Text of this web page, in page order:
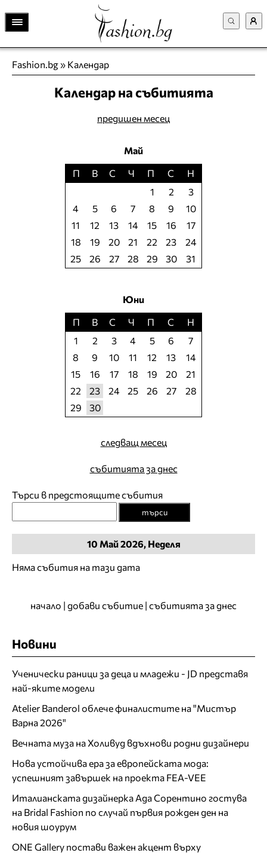
Fashion.bg» Календар
Календар на събитията
предишен месец
Май
П
В С Ч П С
Н
1
2
3
4
5 6 7 8 9
10
11
12 13 14 15 16
17
18
19 20 21 22 23
24
25
26 27 28 29 30 31
Юни
П
В С Ч П С
Н
1
2 3 4 5 6
7
8
9 10 11 12 13
14
15
16 17 18 19 20
21
22
23 24 25 26 27
28
29
30
следващ месец
събитията за днес
Търси в предстоящите събития
търси
10 Май2026, Неделя
Няма събития на тази дата
начало | добави събитие | събитията за днес
Новини
Ученически раници за деца и младежи - JD представя
най-яките модели
Atelier Banderol облече финалистите на "Мистър
Варна 2026"
Вечната муза на Холивуд вдъхнови родни дизайнери
Нова устойчива ера за европейската мода:
успешният завършек на проекта FEA-VEE
Италианската дизайнерка Ада Сорентино гостува
на Bridal Fashion по случай първия рожден ден на
новия шоурум
ONE Gallery постави важен акцент върху